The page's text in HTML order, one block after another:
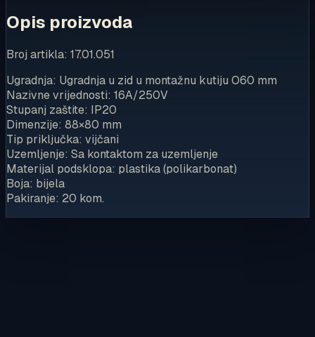
Opis proizvoda
Broj artikla: 17.01.051
Ugradnja: Ugradnja u zid u montažnu kutiju O60 mm
Nazivne vrijednosti: 16A/250V
Stupanj zaštite: IP20
Dimenzije: 88×80 mm
Tip priključka: vijčani
Uzemljenje: Sa kontaktom za uzemljenje
Materijal podsklopa: plastika (polikarbonat)
Boja: bijela
Pakiranje: 20 kom.